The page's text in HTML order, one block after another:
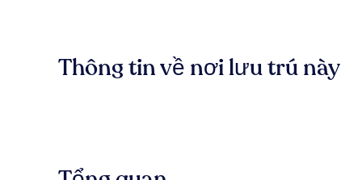
Thông tin về nơi lưu trú này